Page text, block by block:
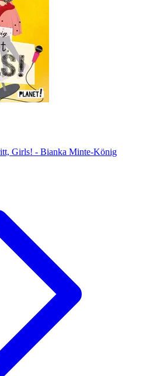
Girls! - Bianka Minte-König